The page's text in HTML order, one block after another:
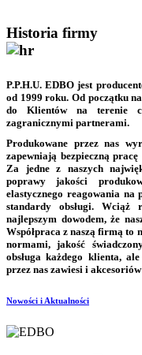
Historia firmy
P.P.H.U. EDBO jest
od 1999 roku. Od początku
do Klientów na terenie
zagranicznymi partnerami.
Produkowane przez nas
zapewniają bezpieczną
Za jedne z naszych
poprawy jakości
elastycznego reagowania na
standardy obsługi. Wciąż
najlepszym dowodem, że
Współpraca z naszą firmą to
normami, jakość
obsługa każdego klienta,
przez nas zawiesi i
Nowości i Aktualności